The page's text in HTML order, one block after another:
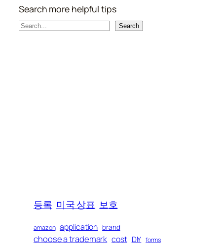
Search more helpful tips
S
Search
등록 미국 상표 보호
amazon application brand
choose a trademark cost DIY forms